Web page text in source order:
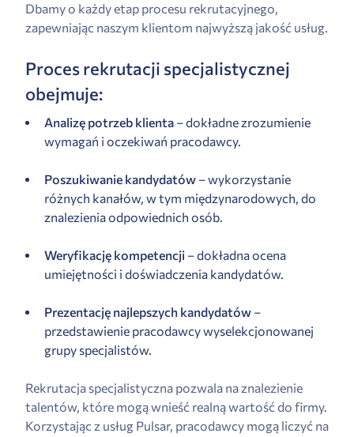
Dbamy o każdy etap procesu rekrutacyjnego,
zapewniając naszym klientom najwyższą jakość usług.
Proces rekrutacji specjalistycznej
obejmuje:
Analizę potrzeb klienta – dokładne zrozumienie
wymagań i oczekiwań pracodawcy.
Poszukiwanie kandydatów – wykorzystanie
różnych kanałów, w tym międzynarodowych, do
znalezienia odpowiednich osób.
Weryfikację kompetencji – dokładna ocena
umiejętności i doświadczenia kandydatów.
Prezentację najlepszych kandydatów –
przedstawienie pracodawcy wyselekcjonowanej
grupy specjalistów.
Rekrutacja specjalistyczna pozwala na znalezienie
talentów, które mogą wnieść realną wartość do firmy.
Korzystając z usług Pulsar, pracodawcy mogą liczyć na